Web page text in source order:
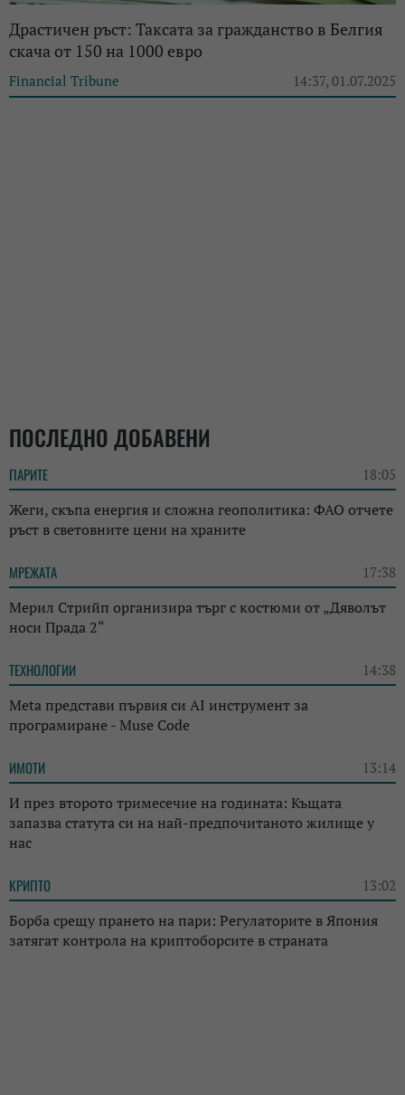
Драстичен ръст: Таксата за гражданство в Белгия
скача от 150 на 1000 евро
Financial Tribune 14:37, 01.07.2025
ПОСЛЕДНО ДОБАВЕНИ
ПАРИТЕ 18:05
Жеги, скъпа енергия и сложна геополитика: ФАО отчете
ръст в световните цени на храните
МРЕЖАТА 17:38
Мерил Стрийп организира търг с костюми от „Дяволът
носи Прада 2“
ТЕХНОЛОГИИ 14:38
Meta представи първия си AI инструмент за
програмиране - Muse Code
ИМОТИ 13:14
И през второто тримесечие на годината: Къщата
запазва статута си на най-предпочитаното жилище у
нас
КРИПТО 13:02
Борба срещу прането на пари: Регулаторите в Япония
затягат контрола на криптоборсите в страната